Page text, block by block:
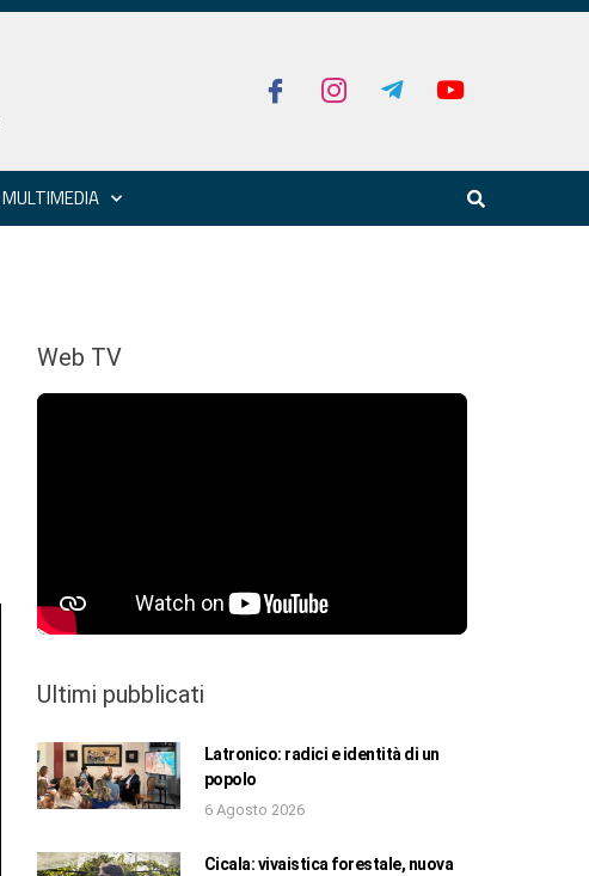
MULTIMEDIA
Web TV
Ultimi pubblicati
Latronico: radici e identità di un
popolo
6 Agosto 2026
Cicala: vivaistica forestale, nuova